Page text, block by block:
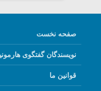
صفحه نخست
نویسندگان گفتگوی
قوانین ما